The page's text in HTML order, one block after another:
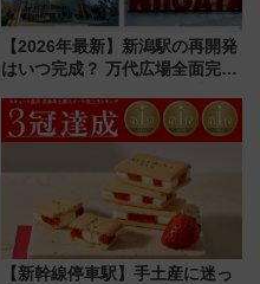
【2026年最新】新潟駅の再開発
はいつ完成？ 万代広場全面完成
開発、バスタ新潟構想まで徹底
解説！
【新幹線停車駅】手土産に迷っ